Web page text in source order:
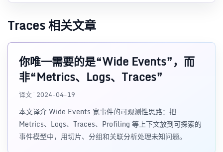
Traces 相关文章
你唯一需要的是“Wide Events”，而
非“Metrics、Logs、Traces”
译文 · 2024-04-19
本文译介 Wide Events 宽事件的可观测性思路：把
Metrics、Logs、Traces、Profiling 等上下文放到可探索的
事件模型中，用切片、分组和关联分析处理未知问题。